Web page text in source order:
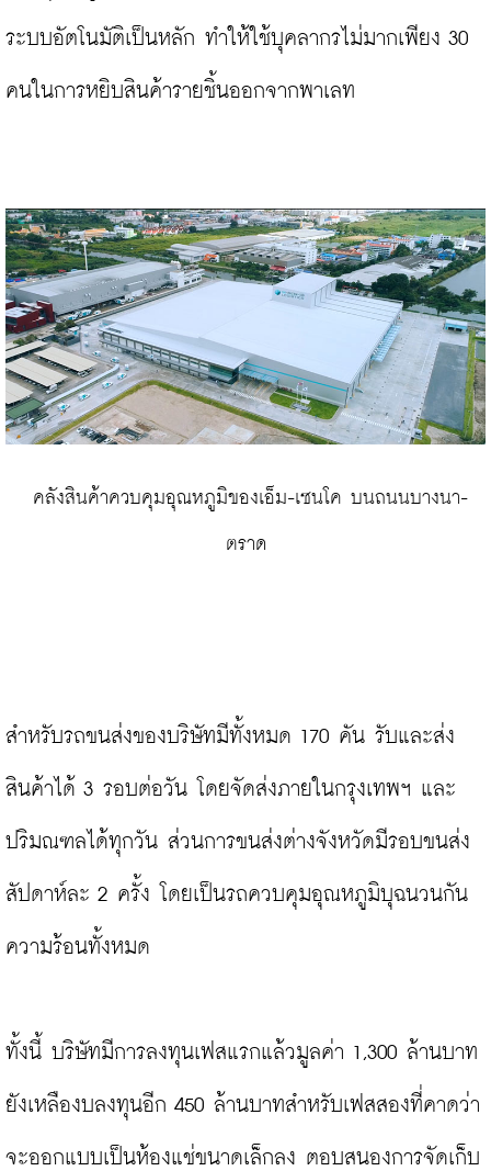
ระบบอัตโนมัติเป็นหลัก ทำให้ใช้บุคลากรไม่มากเพียง 30
คนในการหยิบสินค้ารายชิ้นออกจากพาเลท
ตราด
สำหรับรถขนส่งของบริษัทมีทั้งหมด 170 คัน รับและส่ง
สินค้าได้ 3 รอบต่อวัน โดยจัดส่งภายในกรุงเทพฯ และ
ปริมณฑลได้ทุกวัน ส่วนการขนส่งต่างจังหวัดมีรอบขนส่ง
สัปดาห์ละ 2 ครั้ง โดยเป็นรถควบคุมอุณหภูมิบุฉนวนกัน
ความร้อนทั้งหมด
ทั้งนี้ บริษัทมีการลงทุนเฟสแรกแล้วมูลค่า 1,300 ล้านบาท
ยังเหลืองบลงทุนอีก 450 ล้านบาทสำหรับเฟสสองที่คาดว่า
จะออกแบบเป็นห้องแช่ขนาดเล็กลง ตอบสนองการจัดเก็บ